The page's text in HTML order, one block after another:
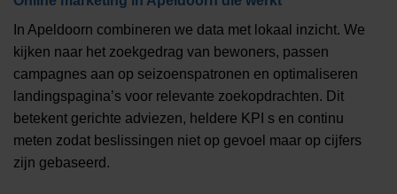
In Apeldoorn combineren we data met lokaal inzicht. We
kijken naar het zoekgedrag van bewoners, passen
campagnes aan op seizoenspatronen en optimaliseren
landingspagina’s voor relevante zoekopdrachten. Dit
betekent gerichte adviezen, heldere KPI s en continu
meten zodat beslissingen niet op gevoel maar op cijfers
zijn gebaseerd.